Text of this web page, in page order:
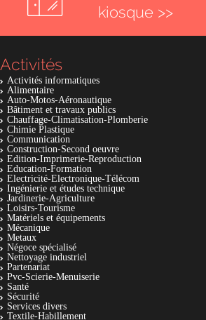
kiosque >>
Activités
Activités informatiques
Alimentaire
Auto-Motos-Aéronautique
Bâtiment et travaux publics
Chauffage-Climatisation-Plomberie
Chimie Plastique
Communication
Construction-Second oeuvre
Edition-Imprimerie-Reproduction
Education-Formation
Electricité-Electronique-Télécom
Ingénierie et études technique
Jardinerie-Agriculture
Loisirs-Tourisme
Matériels et équipements
Mécanique
Metaux
Négoce spécialisé
Nettoyage industriel
Partenariat
Pvc-Scierie-Menuiserie
Santé
Sécurité
Services divers
Textile-Habillement